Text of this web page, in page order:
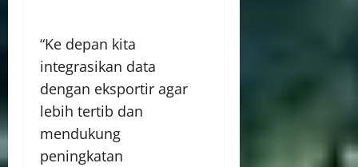
“Ke depan kita
integrasikan data
dengan eksportir agar
lebih tertib dan
mendukung
peningkatan